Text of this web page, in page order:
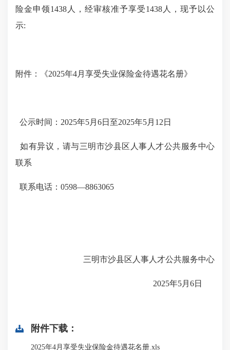
险金申领1438人，经审核准予享受1438人，现予以公
示:
附件：《2025年4月享受失业保险金待遇花名册》
公示时间：2025年5月6日至2025年5月12日
如有异议，请与三明市沙县区人事人才公共服务中心
联系
联系电话：0598—8863065
三明市沙县区人事人才公共服务中心
2025年5月6日
附件下载：
2025年4月享受失业保险金待遇花名册.xls